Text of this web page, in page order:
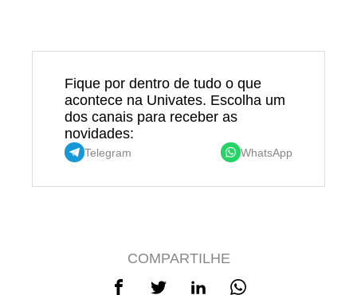
Fique por dentro de tudo o que
acontece na Univates. Escolha um
dos canais para receber as
novidades:
Telegram WhatsApp
COMPARTILHE